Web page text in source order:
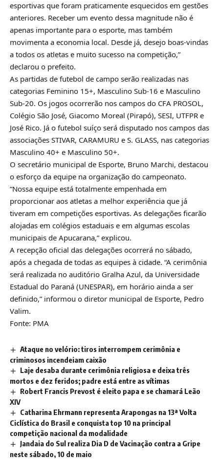
esportivas que foram praticamente esquecidos em gestões
anteriores. Receber um evento dessa magnitude não é
apenas importante para o esporte, mas também
movimenta a economia local. Desde já, desejo boas-vindas
a todos os atletas e muito sucesso na competição,”
declarou o prefeito.
As partidas de futebol de campo serão realizadas nas
categorias Feminino 15+, Masculino Sub-16 e Masculino
Sub-20. Os jogos ocorrerão nos campos do CFA PROSOL,
Colégio São José, Giacomo Moreal (Pirapó), SESI, UTFPR e
José Rico. Já o futebol suíço será disputado nos campos das
associações STIVAR, CARAMURU e S. GLASS, nas categorias
Masculino 40+ e Masculino 50+.
O secretário municipal de Esporte, Bruno Marchi, destacou
o esforço da equipe na organização do campeonato.
“Nossa equipe está totalmente empenhada em
proporcionar aos atletas a melhor experiência que já
tiveram em competições esportivas. As delegações ficarão
alojadas em colégios estaduais e em algumas escolas
municipais de Apucarana,” explicou.
A recepção oficial das delegações ocorrerá no sábado,
após a chegada de todas as equipes à cidade. “A cerimônia
será realizada no auditório Gralha Azul, da Universidade
Estadual do Paraná (UNESPAR), em horário ainda a ser
definido,” informou o diretor municipal de Esporte, Pedro
Valim.
Fonte: PMA
Ataque no velório: tiros interrompem cerimônia e
criminosos incendeiam caixão
Laje desaba durante cerimônia religiosa e deixa três
mortos e dez feridos; padre está entre as vítimas
Robert Francis Prevost é eleito papa e se chamará Leão
XIV
Catharina Ehrmann representa Arapongas na 13ª Volta
Ciclística do Brasil e conquista top 10 na principal
competição nacional da modalidade
Jandaia do Sul realiza Dia D de Vacinação contra a Gripe
neste sábado, 10 de maio